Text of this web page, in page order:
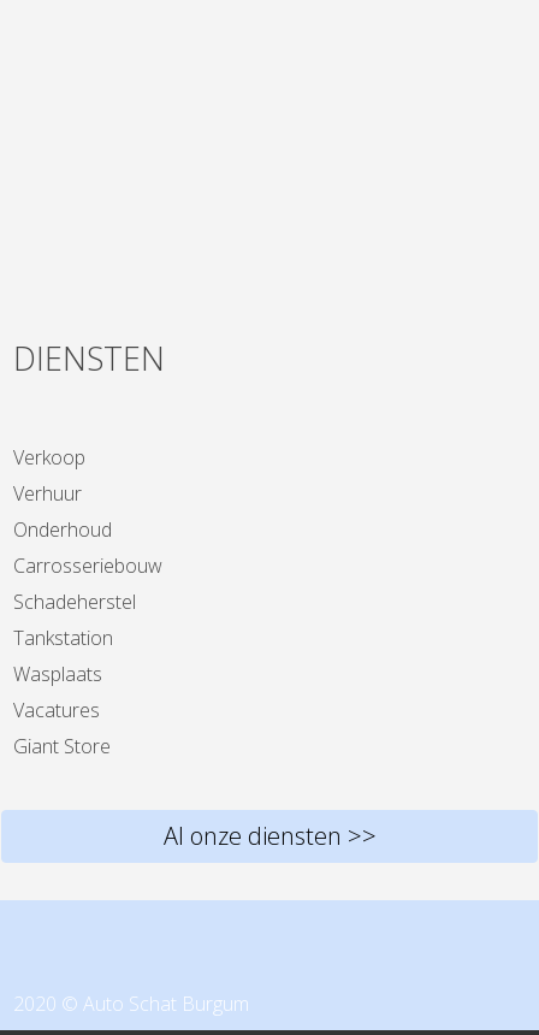
DIENSTEN
Verkoop
Verhuur
Onderhoud
Carrosseriebouw
Schadeherstel
Tankstation
Wasplaats
Vacatures
Giant Store
Al onze diensten >>
2020 © Auto Schat Burgum